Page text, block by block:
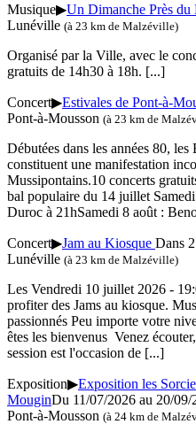
Musique▶Un Dimanche Près
Lunéville (à 23 km de Malzéville)
Organisé par la Ville, avec le
gratuits de 14h30 à 18h. [...]
Concert▶Estivales de Pont-à-
Pont-à-Mousson (à 23 km de
Débutées dans les années 80,
constituent une manifestation
Mussipontains.10 concerts
bal populaire du 14 juillet
Duroc à 21hSamedi 8 août :
Concert▶Jam au Kiosque Dans
Lunéville (à 23 km de Malzéville)
Les Vendredi 10 juillet 2026 -
profiter des Jams au kiosque.
passionnés Peu importe votre
êtes les bienvenus Venez
session est l'occasion de [...]
Exposition▶Exposition les
MouginDu 11/07/2026 au 20/09/
Pont-à-Mousson (à 24 km de